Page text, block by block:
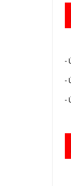
-
-
-